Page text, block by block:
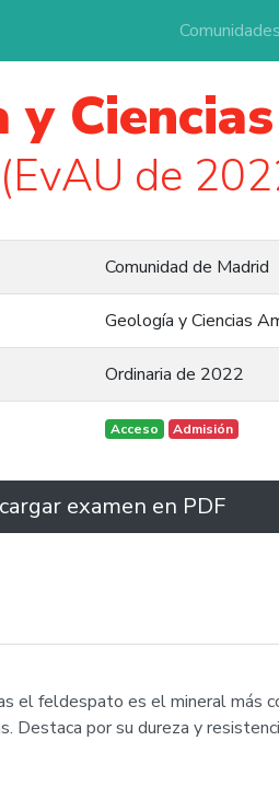
Comunidades
y
de
Comunidad de Madrid
Geología y Ciencias
Ordinaria de 2022
Acceso Admisión
examen en PDF
el feldespato es el mineral
Destaca por su dureza y